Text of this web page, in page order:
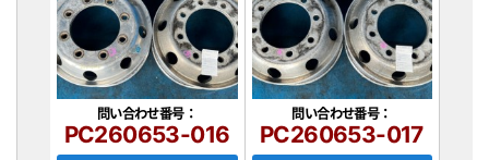
問い合わせ番号：
PC260653-016
問い合わせ番号：
PC260653-017